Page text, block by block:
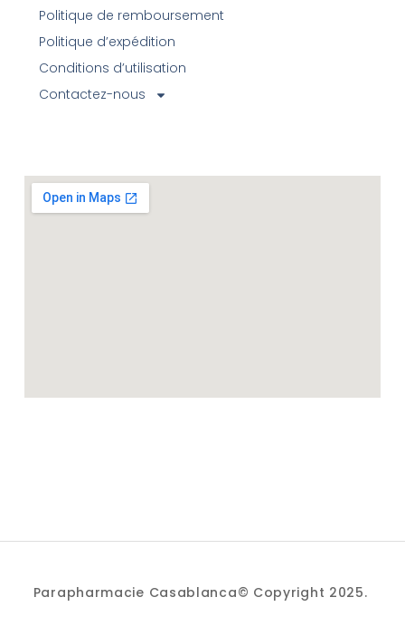
Politique de remboursement
Politique d’expédition
Conditions d’utilisation
Contactez-nous
Parapharmacie Casablanca© Copyright 2025.